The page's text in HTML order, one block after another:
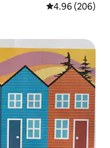
Calificación
4.96 (206)